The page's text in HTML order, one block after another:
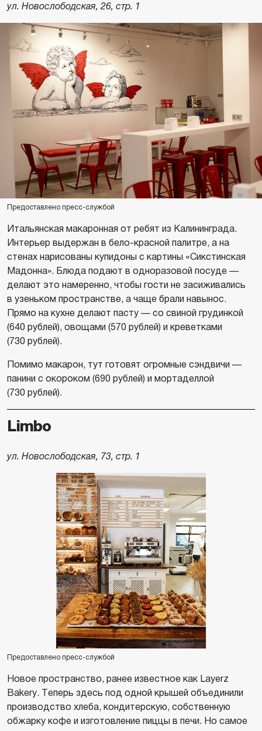
ул. Новослободская, 26, стр. 1
Предоставлено пресс-службой
Итальянская макаронная от ребят из Калининграда.
Интерьер выдержан в бело-красной палитре, а на
стенах нарисованы купидоны с картины «Сикстинская
Мадонна». Блюда подают в одноразовой посуде —
делают это намеренно, чтобы гости не засиживались
в узеньком пространстве, а чаще брали навынос.
Прямо на кухне делают пасту — со свиной грудинкой
(640 рублей), овощами (570 рублей) и креветками
(730 рублей).
Помимо макарон, тут готовят огромные сэндвичи —
панини с окороком (690 рублей) и мортаделлой
(730 рублей).
Limbo
ул. Новослободская, 73, стр. 1
Предоставлено пресс-службой
Новое пространство, ранее известное как Layerz
Bakery. Теперь здесь под одной крышей объединили
производство хлеба, кондитерскую, собственную
обжарку кофе и изготовление пиццы в печи. Но самое